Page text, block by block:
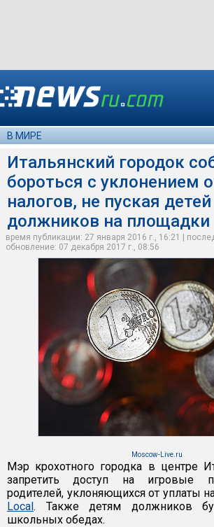
В МИРЕ
Итальянский городок
бороться с уклонением
налогов, не пуская детей
должников на площадки
время публикации: 27 января 2016 г., 16:21 |
обновление: 07 декабря 2017 г., 08:56
Moscow-Live.ru
Мэр крохотного городка в центре
запретить доступ на игровые
родителей, уклоняющихся от уплаты
Local. Также детям должников
школьных обедах.